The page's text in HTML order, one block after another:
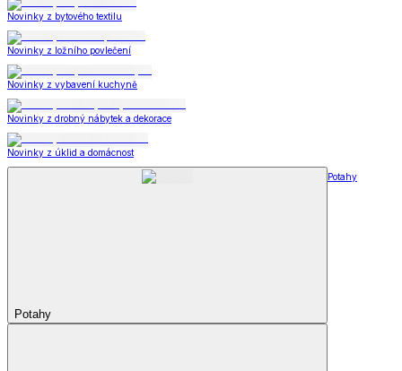
Novinky z bytového textilu
Novinky z ložního povlečení
Novinky z vybavení kuchyně
Novinky z drobný nábytek a dekorace
Novinky z úklid a domácnost
Potahy
Potahy